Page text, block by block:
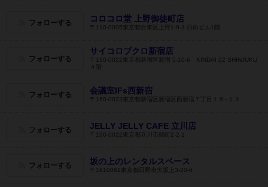
フォローする コロコロ堂 上野御徒町店
〒110-0005東京都台東区上野1-9-3 日向ビル1階
フォローする
サイコロブクロ新宿店
〒160-0022東京都新宿区新宿 5-10-6 KINDAI 22 SHINJUKU
４階
フォローする 会議室IFs西新宿
〒160-0023東京都新宿区新宿区西新宿７丁目１８−１３
フォローする JELLY JELLY CAFE 立川店
〒190-0022東京都立川市錦町2-2-1
フォローする 坂の上のレンタルスペース
〒1910061東京都日野市大坂上3-20-6